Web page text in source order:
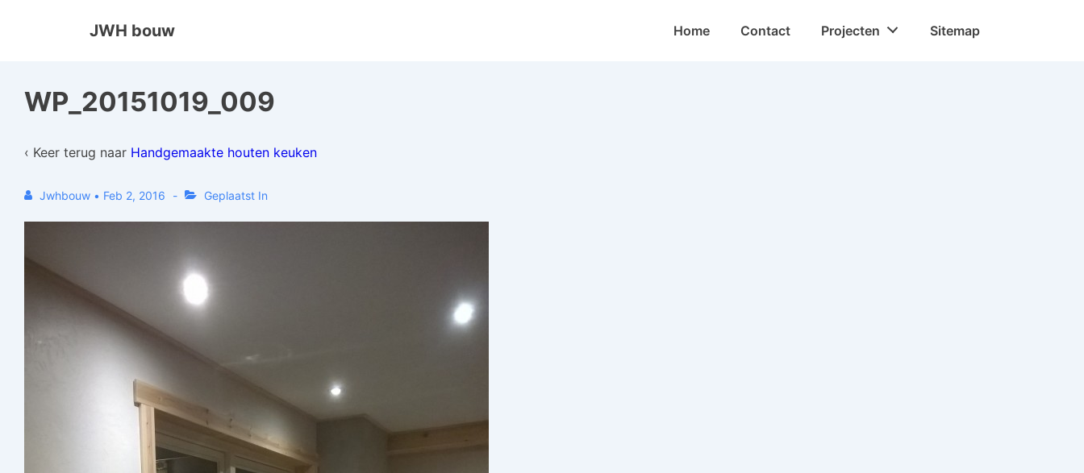
JWH bouw
HoofdHome Contact Projecten Sitemap
WP_20151019_009
‹ Keer terug naar Handgemaakte houten keuken
Jwhbouw • Feb 2, 2016 Geplaatst In